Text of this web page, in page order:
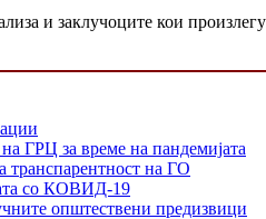
и заклучоците кои
ГРЦ за време на пандемијата
транспарентност на ГО
со КОВИД-19
општествени предизвици